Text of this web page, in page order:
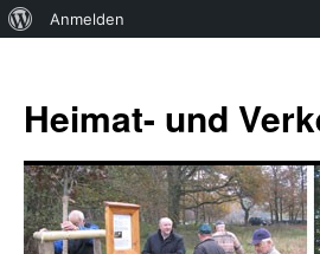
Über
Anmelden
springen
Heimat- und